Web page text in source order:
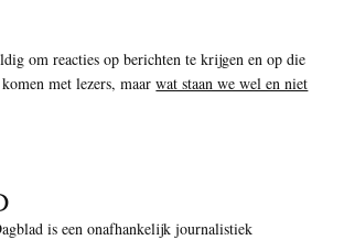
om reacties op berichten te krijgen en op die
met lezers, maarwat staan we wel en niet
is een onafhankelijk journalistiek